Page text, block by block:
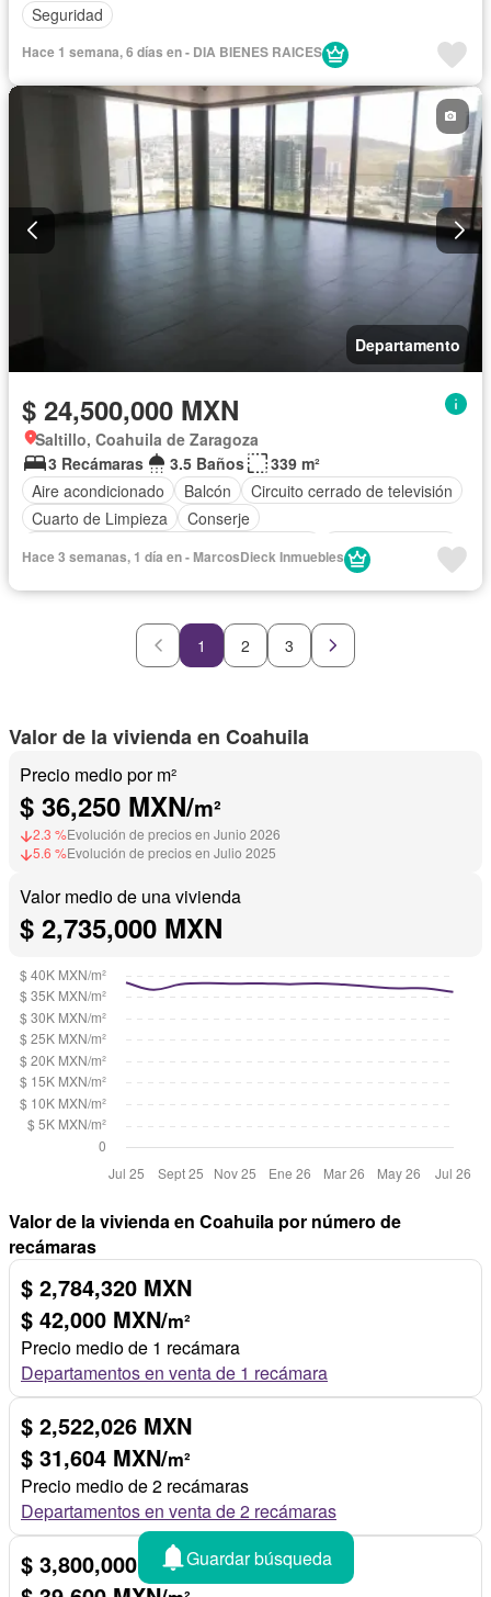
Seguridad
Hace 1 semana, 6 días en - DIA BIENES RAICES
Departamento
$ 24,500,000 MXN
Saltillo, Coahuila de Zaragoza
3 Recámaras
3.5 Baños
339 m²
Aire acondicionado
Balcón
Circuito cerrado de televisión
Cuarto de Limpieza
Conserje
Cocina equipada
Cocina integral
Internet
Elevador Gas natural
Seguridad
Cuarto de servicio
Alberca Terraza
Hace 3 semanas, 1 día en - MarcosDieck Inmuebles
1 2 3
Valor de la vivienda en Coahuila
Precio medio por m²
$ 36,250 MXN/m²
2.3 %Evolución de precios en Junio 2026
5.6 %Evolución de precios en Julio 2025
Valor medio de una vivienda
$ 2,735,000 MXN
Valor de la vivienda en Coahuila por número de
recámaras
$ 2,784,320 MXN
$ 42,000 MXN/m²
Precio medio de 1 recámara
Departamentos en venta de 1 recámara
$ 2,522,026 MXN
$ 31,604 MXN/m²
Precio medio de 2 recámaras
Departamentos en venta de 2 recámaras
$ 3,800,000 MXNGuardar búsqueda